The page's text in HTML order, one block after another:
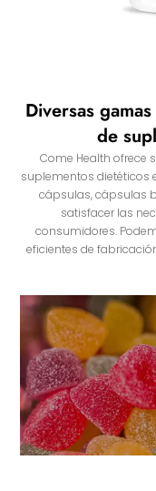
Diversas
de
Come Health ofrece
suplementos dietéticos
cápsulas, cápsulas
satisfacer las
consumidores.
eficientes de